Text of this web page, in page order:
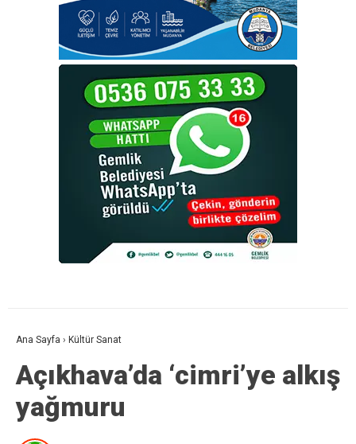
Ana Sayfa › Kültür Sanat
Açıkhava’da ‘cimri’ye alkış
yağmuru